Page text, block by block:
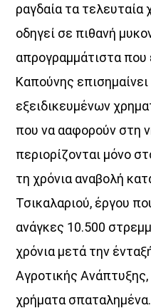
Κάθε απόγευμα, Δευτέρα
από τις 16:00 έως τις
δύο δυνατές
Ο Aegean Voice 107.5
φέρνοντας στο Αιγαίο
μέσα από μουσική,
με τη Χαρά
🎧 18:00 – 20:00
με τον Δημήτρη
Ένα μοναδικό «πάντρεμα»
της ενέργειας της πόλης
ραγδαία τα τελευταία
οδηγεί σε πιθανή
απρογραμμάτιστα που
Καπούνης
εξειδικευμένων
που να ααφορούν στη
περιορίζονται μόνο
τη χρόνια αναβολή
Τσικαλαριού, έργου
ανάγκες 10.500
χρόνια μετά την
Αγροτικής
χρήματα